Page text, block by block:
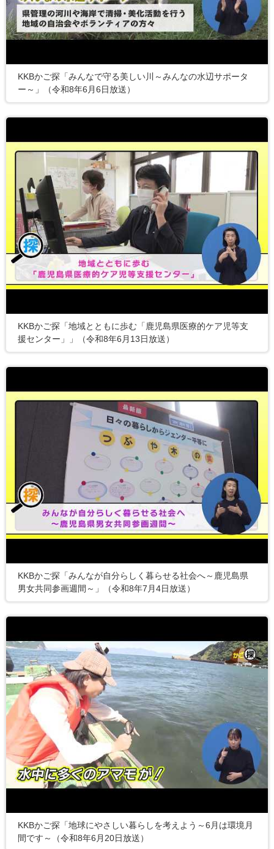
KKBかご探「みんなで守る美しい川～みんなの水辺サポータ
ー～」（令和8年6月6日放送）
KKBかご探「地域とともに歩む「鹿児島県医療的ケア児等支
援センター」」（令和8年6月13日放送）
KKBかご探「みんなが自分らしく暮らせる社会へ～鹿児島県
男女共同参画週間～」（令和8年7月4日放送）
KKBかご探「地球にやさしい暮らしを考えよう～6月は環境月
間です～（令和8年6月20日放送）